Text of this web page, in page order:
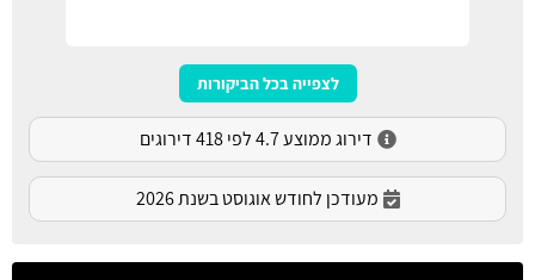
לצפייה בכל הביקורות
דירוג ממוצע 4.7 לפי 418 דירוגים
מעודכן לחודש אוגוסט בשנת 2026